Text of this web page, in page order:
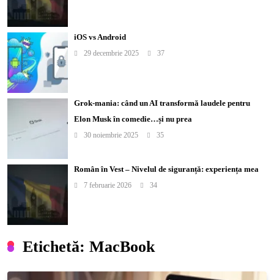
Etichetă: MacBook
iOS vs Android
29 decembrie 2025 37
Grok-mania: când un AI transformă laudele pentru
Elon Musk în comedie…și nu prea
30 noiembrie 2025 35
Român în Vest – Nivelul de siguranță: experiența mea
7 februarie 2026 34